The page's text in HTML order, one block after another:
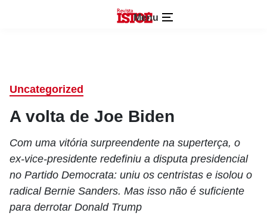
Menu
Uncategorized
A volta de Joe Biden
Com uma vitória surpreendente na superterça, o
ex-vice-presidente redefiniu a disputa presidencial
no Partido Democrata: uniu os centristas e isolou o
radical Bernie Sanders. Mas isso não é suficiente
para derrotar Donald Trump